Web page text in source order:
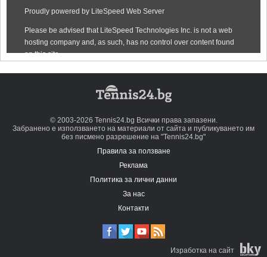
© 2003-2026 Tennis24.bg Всички права запазени.
Забранено е използването на материали от сайта и публикуването им
без писмено разрешение на "Tennis24.bg"
Правила за ползване
Реклама
Политика за лични данни
За нас
Контакти
Изработка на сайт